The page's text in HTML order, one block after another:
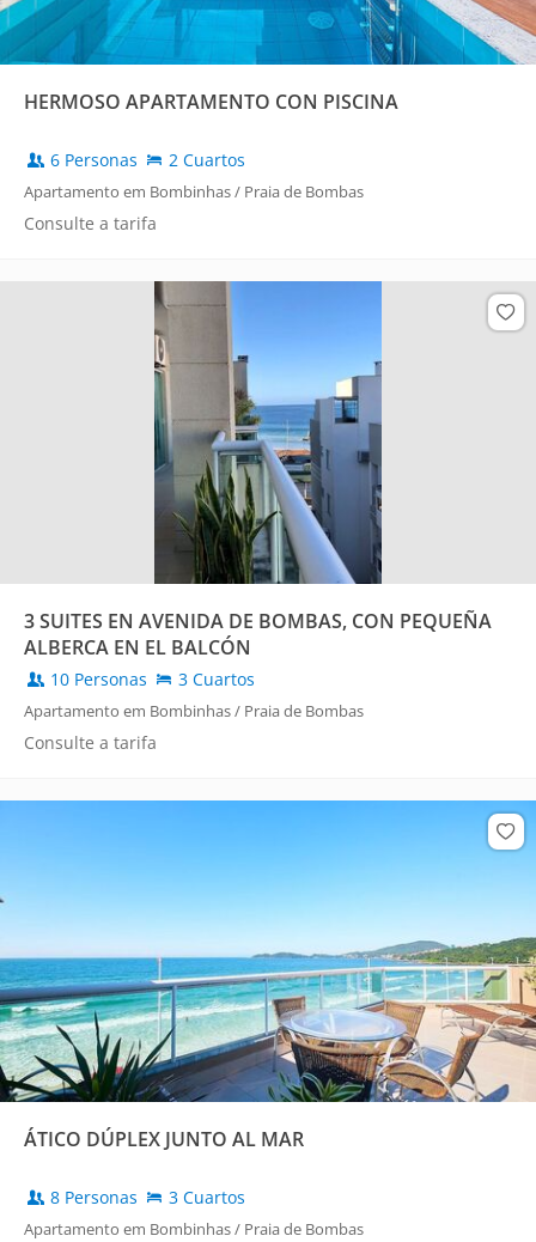
HERMOSO APARTAMENTO CON PISCINA
6 Personas 2 Cuartos
Apartamento em Bombinhas / Praia de Bombas
Consulte a tarifa
3 SUITES EN AVENIDA DE BOMBAS, CON PEQUEÑA
ALBERCA EN EL BALCÓN
10 Personas 3 Cuartos
Apartamento em Bombinhas / Praia de Bombas
Consulte a tarifa
ÁTICO DÚPLEX JUNTO AL MAR
8 Personas 3 Cuartos
Apartamento em Bombinhas / Praia de Bombas